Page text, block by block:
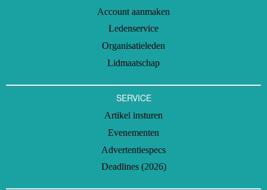
Account aanmaken
Ledenservice
Organisatieleden
Lidmaatschap
SERVICE
Artikel insturen
Evenementen
Advertentiespecs
Deadlines (2026)